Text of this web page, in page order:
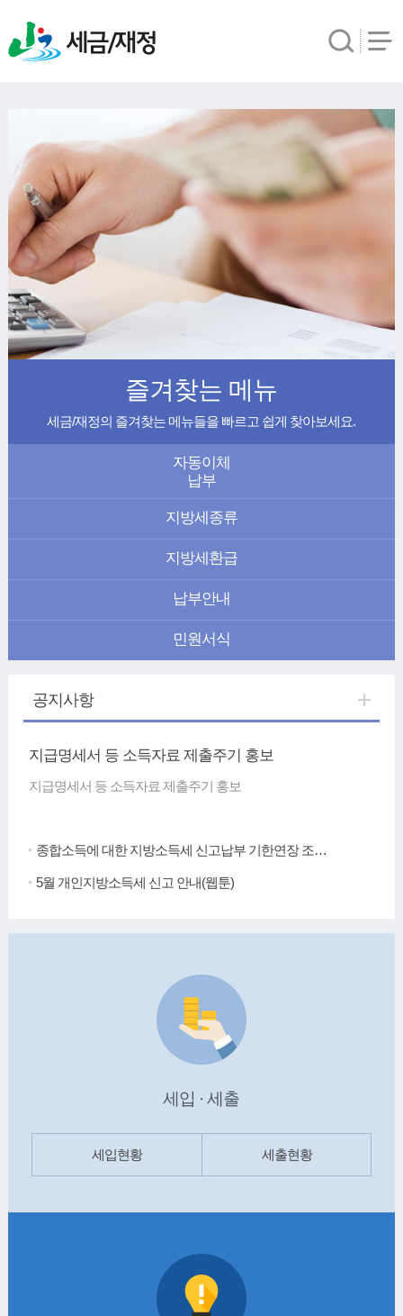
세금/재정
즐겨찾는 메뉴
세금/재정의 즐겨찾는 메뉴들을 빠르고 쉽게 찾아보세요.
자동이체
납부
지방세종류
지방세환급
납부안내
민원서식
공지사항
지급명세서 등 소득자료 제출주기 홍보
지급명세서 등 소득자료 제출주기 홍보
종합소득에 대한 지방소득세 신고납부 기한연장 조치 안내
5월 개인지방소득세 신고 안내(웹툰)
세입 · 세출
세입현황 세출현황